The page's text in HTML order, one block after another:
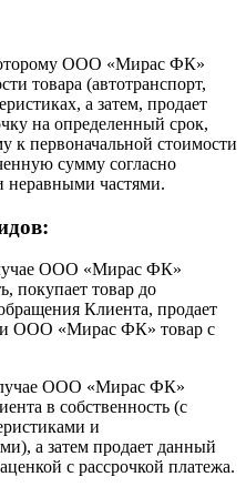
ООО «Мирас ФК»
товара (автотранспорт,
а затем, продает
на определенный срок,
к первоначальной стоимости
сумму согласно
неравными частями.
ООО «Мирас ФК»
покупает товар до
Клиента, продает
ООО «Мирас ФК» товар с
ООО «Мирас ФК»
в собственность (с
и
а затем продает данный
с рассрочкой платежа.